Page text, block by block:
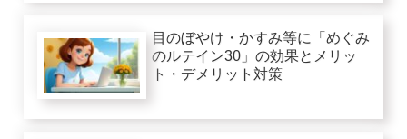
目のぼやけ・かすみ等に「めぐみ
のルテイン30」の効果とメリッ
ト・デメリット対策